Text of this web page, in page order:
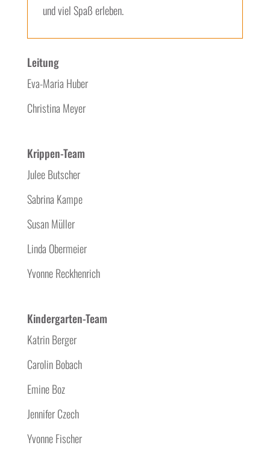
und viel Spaß erleben.
Leitung
Eva-Maria Huber
Christina Meyer
Krippen-Team
Julee Butscher
Sabrina Kampe
Susan Müller
Linda Obermeier
Yvonne Reckhenrich
Kindergarten-Team
Katrin Berger
Carolin Bobach
Emine Boz
Jennifer Czech
Yvonne Fischer